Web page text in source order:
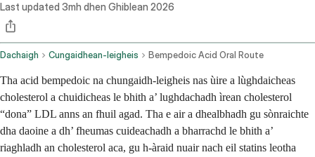
Last updated 3mh dhen Ghiblean 2026
Dachaigh Cungaidhean-leigheis Bempedoic Acid Oral Route
Tha acid bempedoic na chungaidh-leigheis nas ùire a lùghdaicheas
cholesterol a chuidicheas le bhith a’ lughdachadh ìrean cholesterol
“dona” LDL anns an fhuil agad. Tha e air a dhealbhadh gu sònraichte
dha daoine a dh’ fheumas cuideachadh a bharrachd le bhith a’
riaghladh an cholesterol aca, gu h-àraid nuair nach eil statins leotha